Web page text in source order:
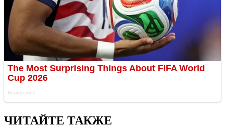
ЧИТАЙТЕ ТАКЖЕ